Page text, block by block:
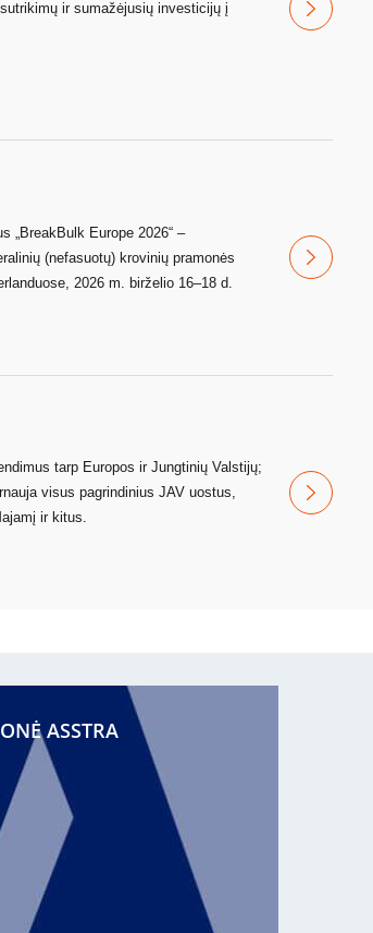
ir sumažėjusių investicijų į
„BreakBulk Europe 2026“ –
(nefasuotų) krovinių pramonės
2026 m. birželio 16–18 d.
tarp Europos ir Jungtinių Valstijų;
visus pagrindinius JAV uostus,
ir kitus.
ASSTRA